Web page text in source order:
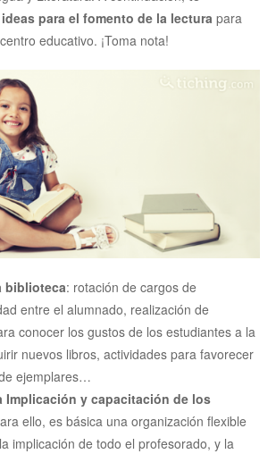
para el fomento de la lectura para
educativo. ¡Toma nota!
biblioteca: rotación de cargos de
entre el alumnado, realización de
conocer los gustos de los estudiantes a la
nuevos libros, actividades para favorecer
ejemplares…
Implicación y capacitación de los
ello, es básica una organización flexible
implicación de todo el profesorado, y la